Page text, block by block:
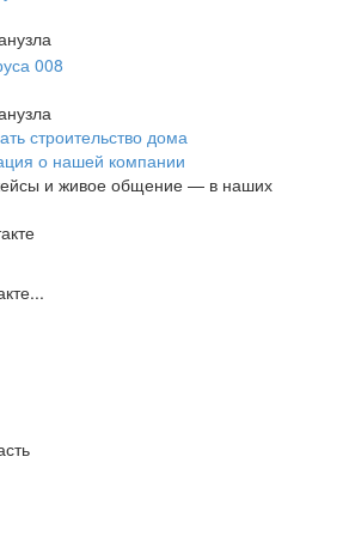
строительство дома
о нашей компании
и живое общение — в наших